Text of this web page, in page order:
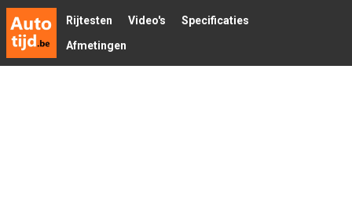
Rijtesten Video's
Specificaties
Afmetingen